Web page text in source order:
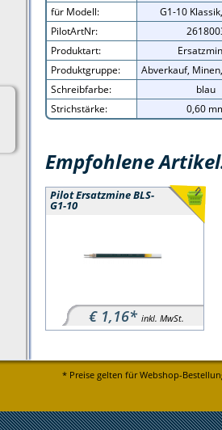
für Modell:
G1-10
PilotArtNr:
Produktart:
Produktgruppe:
Abverkauf,
Schreibfarbe:
blau
Strichstärke:
0,60
Empfohlene
Pilot Ersatzmine BLS-
G1-10
€ 1,16* inkl. MwSt.
* Preise gelten für Webshop-